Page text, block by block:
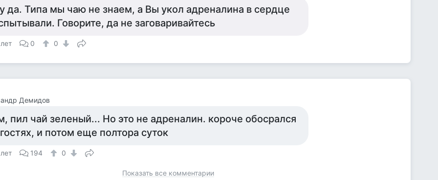
да. Типа мы чаю не знаем, а Вы укол адреналина в сердце
Говорите, да не заговаривайтесь
0 0
Демидов
пил чай зеленый... Но это не адреналин. короче обосрался
и потом еще полтора суток
194 0
Показать все комментарии